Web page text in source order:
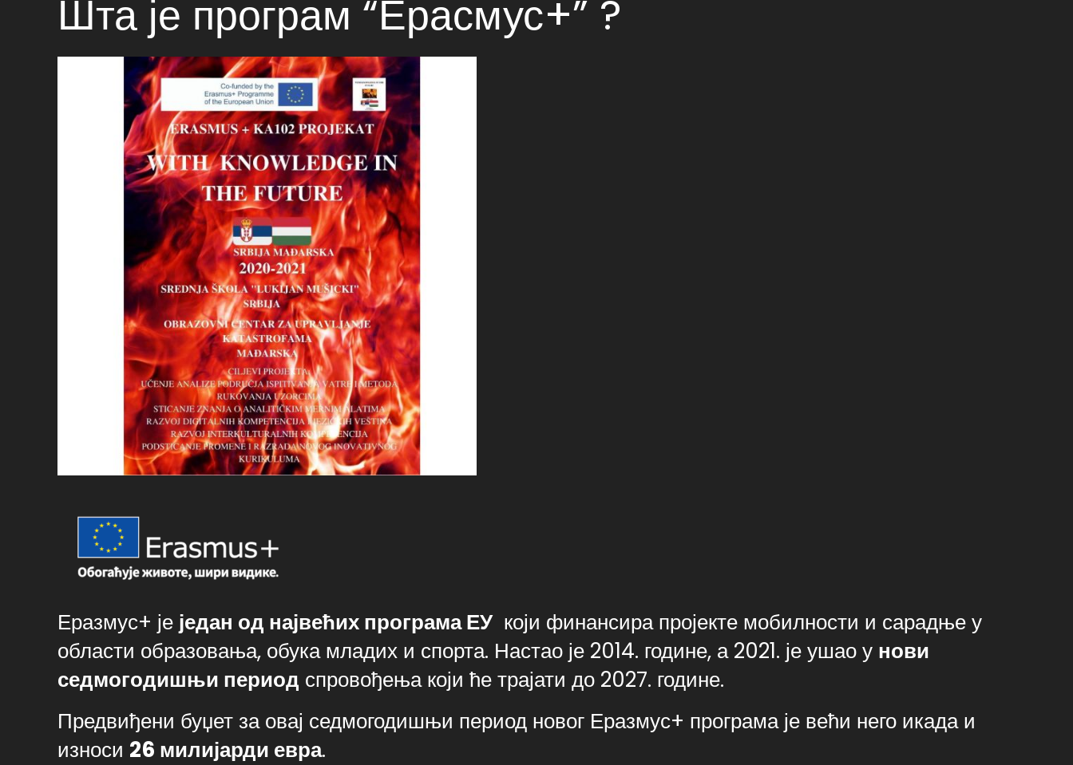
Шта је програм “Ерасмус+” ?
Еразмус+ је један од највећихпрограмаЕУкоји финансира пројекте мобилности и сарадње у
области образовања, обука младих и спорта. Настао је 2014. године, а 2021. је ушао у нови
седмогодишњи период спровођења који ће трајати до 2027. године.
Предвиђени буџет за овај седмогодишњи период новог Еразмус+ програма је већи него икада и
износи 26 милијарди евра.